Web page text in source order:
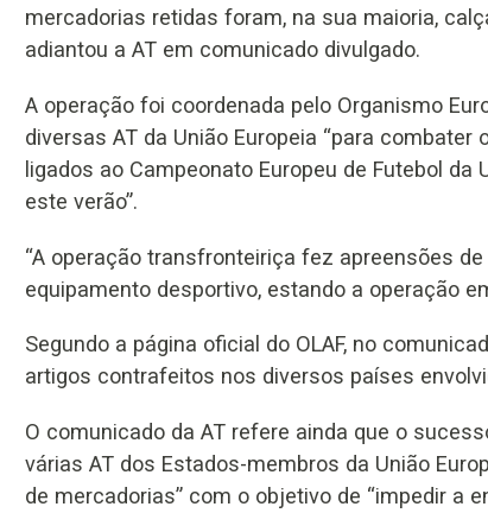
mercadorias retidas foram, na sua maioria,
adiantou a AT em comunicado divulgado.
A operação foi coordenada pelo Organismo
diversas AT da União Europeia “para
ligados ao Campeonato Europeu de Futebol da
este verão”.
“A operação transfronteiriça fez apreensões
equipamento desportivo, estando a operação
Segundo a página oficial do OLAF, no
artigos contrafeitos nos diversos países
O comunicado da AT refere ainda que o
várias AT dos Estados-membros da União
de mercadorias” com o objetivo de “impedir a